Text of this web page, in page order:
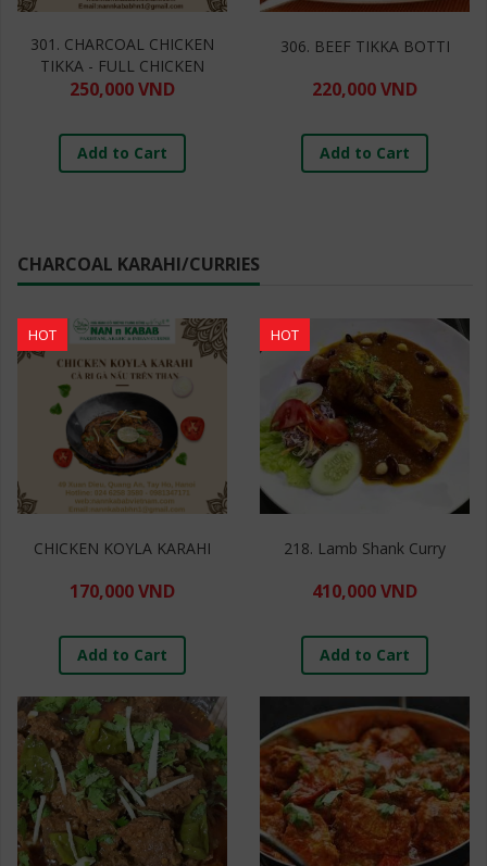
301. CHARCOAL CHICKEN
TIKKA - FULL CHICKEN
250,000 VND
Add to Cart
306. BEEF TIKKA BOTTI
220,000 VND
Add to Cart
CHARCOAL KARAHI/CURRIES
HOT
CHICKEN KOYLA KARAHI
170,000 VND
Add to Cart
HOT
218. Lamb Shank Curry
410,000 VND
Add to Cart